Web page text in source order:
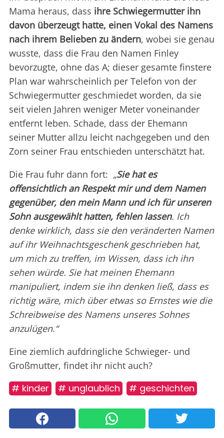
Mama heraus, dass ihre Schwiegermutter ihn
davon überzeugt hatte, einen Vokal des Namens
nach ihrem Belieben zu ändern, wobei sie genau
wusste, dass die Frau den Namen Finley
bevorzugte, ohne das A; dieser gesamte finstere
Plan war wahrscheinlich per Telefon von der
Schwiegermutter geschmiedet worden, da sie
seit vielen Jahren weniger Meter voneinander
entfernt leben. Schade, dass der Ehemann
seiner Mutter allzu leicht nachgegeben und den
Zorn seiner Frau entschieden unterschätzt hat.
Die Frau fuhr dann fort: „Sie hat es
offensichtlich an Respekt mir und dem Namen
gegenüber, den mein Mann und ich für unseren
Sohn ausgewählt hatten, fehlen lassen. Ich
denke wirklich, dass sie den veränderten Namen
auf ihr Weihnachtsgeschenk geschrieben hat,
um mich zu treffen, im Wissen, dass ich ihn
sehen würde. Sie hat meinen Ehemann
manipuliert, indem sie ihn denken ließ, dass es
richtig wäre, mich über etwas so Ernstes wie die
Schreibweise des Namens unseres Sohnes
anzulügen.“
Eine ziemlich aufdringliche Schwieger- und
Großmutter, findet ihr nicht auch?
# kinder # unglaublich # geschichten